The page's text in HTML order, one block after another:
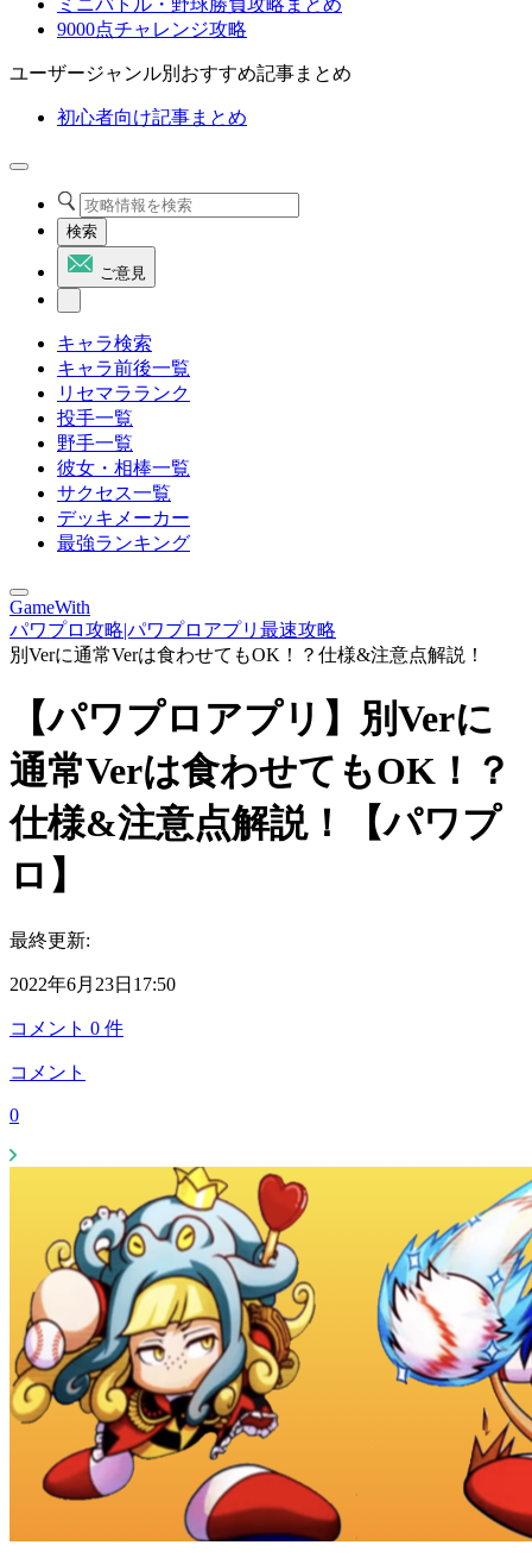
ミニバトル・野球勝負攻略まとめ
9000点チャレンジ攻略
ユーザージャンル別おすすめ記事まとめ
初心者向け記事まとめ
検索
ご意見
キャラ検索
キャラ前後一覧
リセマラランク
投手一覧
野手一覧
彼女・相棒一覧
サクセス一覧
デッキメーカー
最強ランキング
GameWith
パワプロ攻略|パワプロアプリ最速攻略
別Verに通常Verは食わせてもOK！？仕様&注意点解説！
【パワプロアプリ】別Verに
通常Verは食わせてもOK！？
仕様&注意点解説！【パワプ
ロ】
最終更新:
2022年6月23日17:50
コメント 0 件
コメント
0